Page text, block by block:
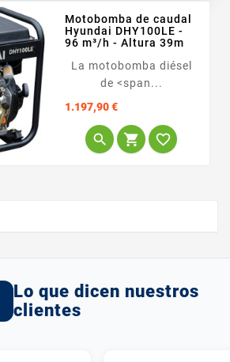
Motobomba de caudal
Hyundai DHY100LE -
96 m³/h - Altura 39m
La motobomba diésel
de <span...
1.197,90 €Precio
  
Lo que dicen nuestros
clientes